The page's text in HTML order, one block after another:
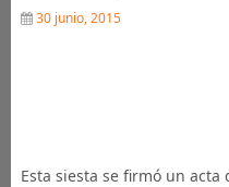
30 junio, 2015
Esta siesta se firmó un